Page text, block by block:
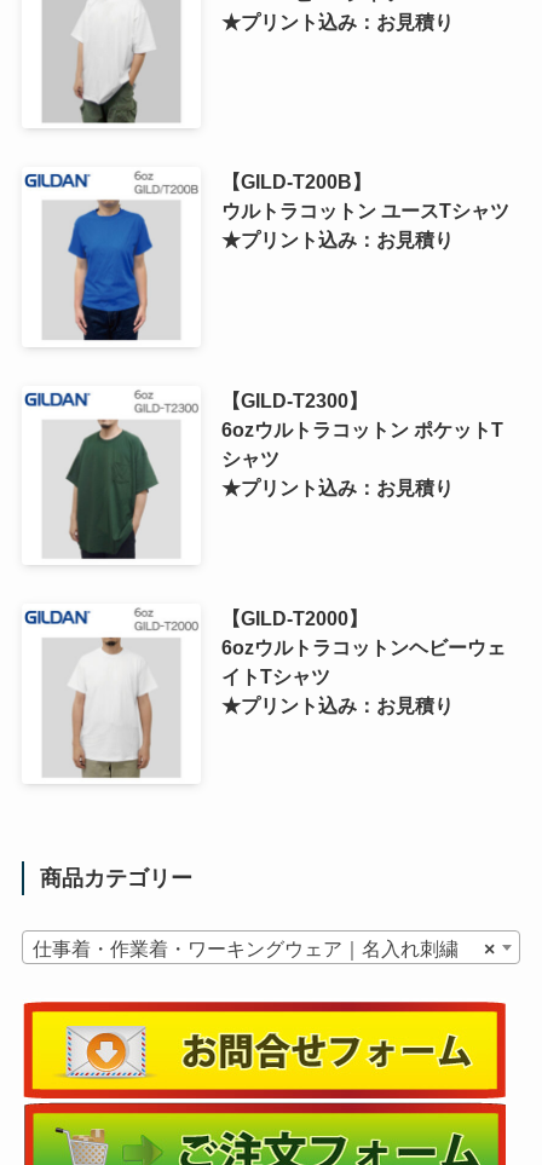
★プリント込み：お見積り
【GILD-T200B】
ウルトラコットン ユースTシャツ
★プリント込み：お見積り
【GILD-T2300】
6ozウルトラコットン ポケットT
シャツ
★プリント込み：お見積り
【GILD-T2000】
6ozウルトラコットンヘビーウェ
イトTシャツ
★プリント込み：お見積り
商品カテゴリー
×
仕事着・作業着・ワーキングウェア｜名入れ刺繍